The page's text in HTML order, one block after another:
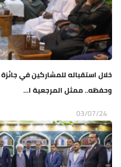
خلال استقباله للمشاركين في جائزة
وحفظه.. ممثل المرجعية ا...
03/07/24